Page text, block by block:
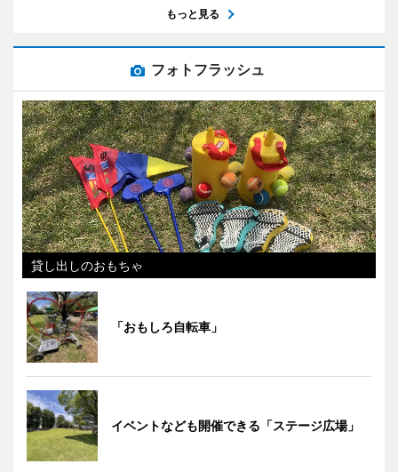
もっと見る
フォトフラッシュ
貸し出しのおもちゃ
「おもしろ自転車」
イベントなども開催できる「ステージ広場」